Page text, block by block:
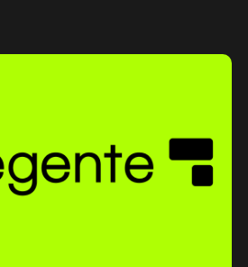
e gestão de dados geoespaciais.
de alta precisão, ele permite
e planejar operações de forma